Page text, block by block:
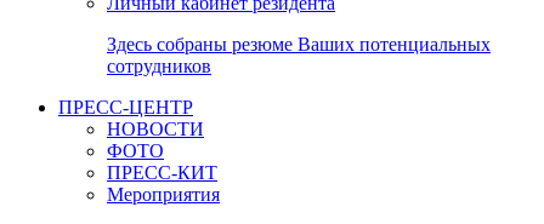
Здесь собраны резюме Ваших потенциальных
сотрудников
ПРЕСС-ЦЕНТР
НОВОСТИ
ФОТО
ПРЕСС-КИТ
Мероприятия